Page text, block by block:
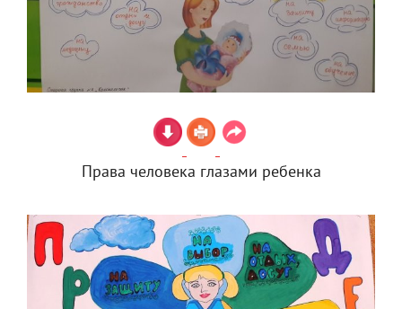
Права человека глазами ребенка